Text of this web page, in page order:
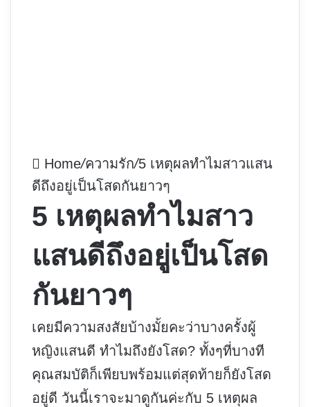
Home/ความรัก/5 เหตุผลทำไมสาวแสน
ดีถึงอยู่เป็นโสดกันยาวๆ
5 เหตุผลทำไมสาว
แสนดีถึงอยู่เป็นโสด
กันยาวๆ
เคยมีความสงสัยบ้างมั้ยคะว่าบางครั้งผู้
หญิงแสนดี ทำไมถึงยังโสด? ทั้งๆที่บางที
คุณสมบัติก็เพียบพร้อมแต่สุดท้ายก็ยังโสด
อยู่ดี วันนี้เราจะมาดูกันค่ะกับ 5 เหตุผล